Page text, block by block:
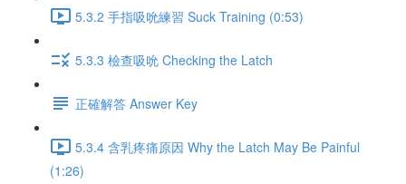
5.3.2 手指吸吮練習 Suck Training (0:53)
5.3.3 檢查吸吮 Checking the Latch
正確解答 Answer Key
5.3.4 含乳疼痛原因 Why the Latch May Be Painful
(1:26)